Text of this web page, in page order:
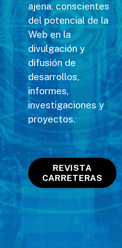
ajena, conscientes
del potencial de la
Web en la
divulgación y
difusión de
desarrollos,
informes,
investigaciones y
proyectos.
REVISTA
CARRETERAS